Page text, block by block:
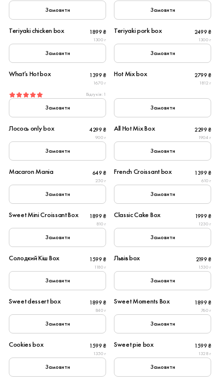
Замовити Замовити
Teriyaki chicken box 1899 ₴
1300 г
Замовити
Teriyaki pork box 2499 ₴
1300 г
Замовити
What’s Hot box 1399 ₴
1670 г
Відгуків: 1
Замовити
Hot Mix box 2799 ₴
1812 г
Замовити
Лосось only box 4299 ₴
900 г
Замовити
All Hot Mix Box 2299 ₴
1904 г
Замовити
Macaron Mania 649 ₴
250 г
Замовити
French Croissant box 1399 ₴
610 г
Замовити
Sweet Mini Croissant Box 1899 ₴
810 г
Замовити
Classic Cake Box 1999 ₴
1230 г
Замовити
Солодкий Кіш Box 1599 ₴
1180 г
Замовити
Львів box 2199 ₴
1530 г
Замовити
Sweet dessert box 1899 ₴
840 г
Замовити
Sweet Moments Box 1899 ₴
760 г
Замовити
Cookies box 1599 ₴
1350 г
Замовити
Sweet pie box 1599 ₴
1328 г
Замовити